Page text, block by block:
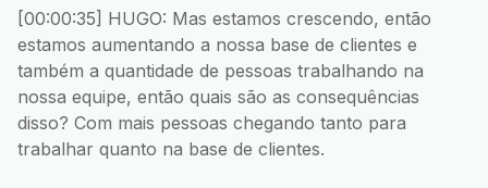
[00:00:35] HUGO: Mas estamos crescendo, então
estamos aumentando a nossa base de clientes e
também a quantidade de pessoas trabalhando na
nossa equipe, então quais são as consequências
disso? Com mais pessoas chegando tanto para
trabalhar quanto na base de clientes.